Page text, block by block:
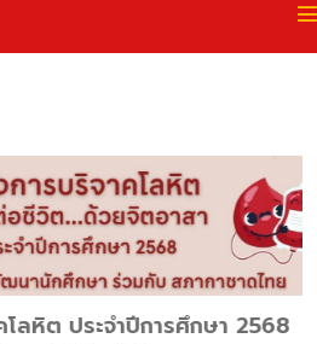
ต ประจำปีการศึกษา 2568